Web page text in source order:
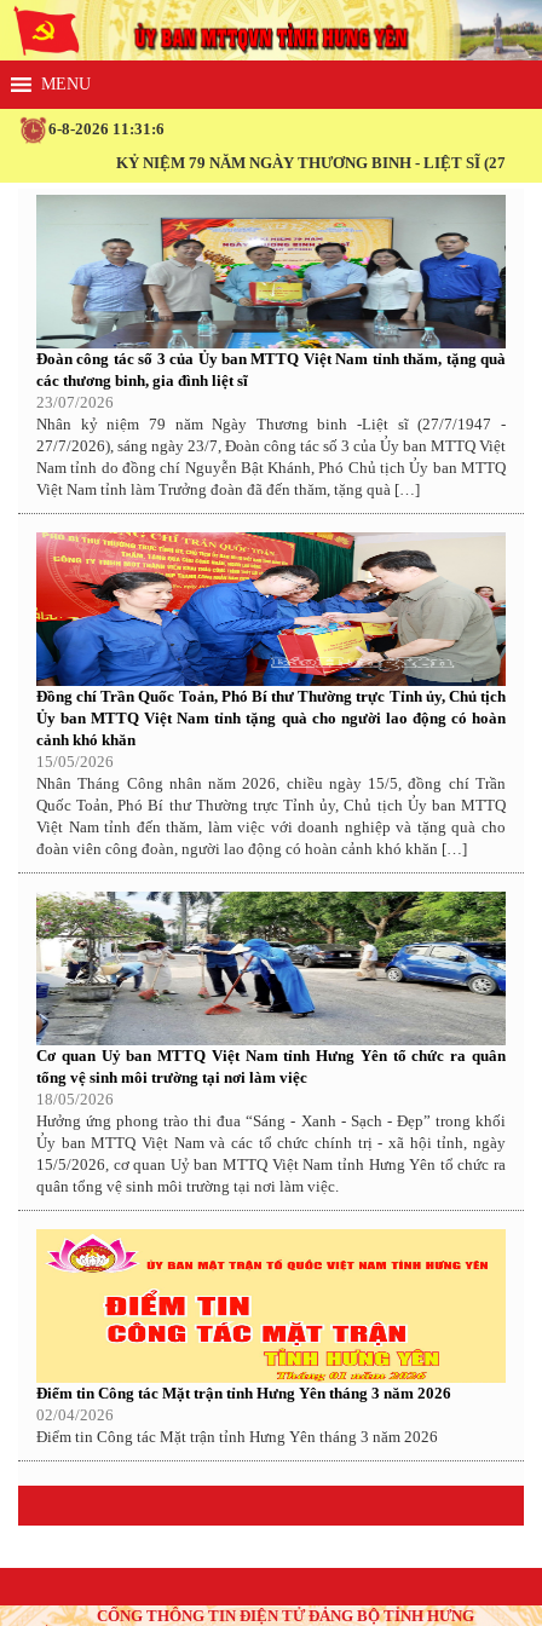
6-8-2026 11:31:6
KỶ NIỆM 79 NĂM NGÀY THƯƠNG BINH - LIỆT SĨ (27/7/1947
Đoàn công tác số 3 của Ủy ban MTTQ Việt Nam tỉnh thăm, tặng quà
các thương binh, gia đình liệt sĩ
23/07/2026
Nhân kỷ niệm 79 năm Ngày Thương binh -Liệt sĩ (27/7/1947 -
27/7/2026), sáng ngày 23/7, Đoàn công tác số 3 của Ủy ban MTTQ Việt
Nam tỉnh do đồng chí Nguyễn Bật Khánh, Phó Chủ tịch Ủy ban MTTQ
Việt Nam tỉnh làm Trưởng đoàn đã đến thăm, tặng quà […]
Đồng chí Trần Quốc Toản, Phó Bí thư Thường trực Tỉnh ủy, Chủ tịch
Ủy ban MTTQ Việt Nam tỉnh tặng quà cho người lao động có hoàn
cảnh khó khăn
15/05/2026
Nhân Tháng Công nhân năm 2026, chiều ngày 15/5, đồng chí Trần
Quốc Toản, Phó Bí thư Thường trực Tỉnh ủy, Chủ tịch Ủy ban MTTQ
Việt Nam tỉnh đến thăm, làm việc với doanh nghiệp và tặng quà cho
đoàn viên công đoàn, người lao động có hoàn cảnh khó khăn […]
Cơ quan Uỷ ban MTTQ Việt Nam tỉnh Hưng Yên tổ chức ra quân
tổng vệ sinh môi trường tại nơi làm việc
18/05/2026
Hưởng ứng phong trào thi đua “Sáng - Xanh - Sạch - Đẹp” trong khối
Ủy ban MTTQ Việt Nam và các tổ chức chính trị - xã hội tỉnh, ngày
15/5/2026, cơ quan Uỷ ban MTTQ Việt Nam tỉnh Hưng Yên tổ chức ra
quân tổng vệ sinh môi trường tại nơi làm việc.
Điểm tin Công tác Mặt trận tỉnh Hưng Yên tháng 3 năm 2026
02/04/2026
Điểm tin Công tác Mặt trận tỉnh Hưng Yên tháng 3 năm 2026
CỔNG THÔNG TIN ĐIỆN TỬ ĐẢNG BỘ TỈNH HƯNG